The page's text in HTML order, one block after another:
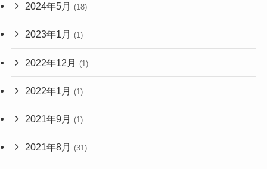
2024年5月 (18)
2023年1月 (1)
2022年12月 (1)
2022年1月 (1)
2021年9月 (1)
2021年8月 (31)